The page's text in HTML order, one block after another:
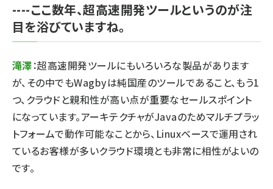
----ここ数年、超高速開発ツールというのが注
目を浴びていますね。
滝澤：超高速開発ツールにもいろいろな製品があります
が、その中でもWagbyは純国産のツールであること、もう1
つ、クラウドと親和性が高い点が重要なセールスポイント
になっています。アーキテクチャがJavaのためマルチプラッ
トフォームで動作可能なことから、Linuxベースで運用され
ているお客様が多いクラウド環境とも非常に相性がよいの
です。